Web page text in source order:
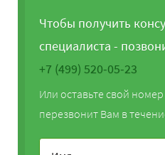
Чтобы получить
специалиста -
+7 (499) 520-05-23
Или оставьте свой
перезвонит Вам в